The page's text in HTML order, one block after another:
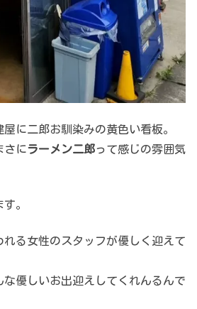
屋に二郎お馴染みの黄色い看板。
さにラーメン二郎って感じの雰囲気
。
れる女性のスタッフが優しく迎えて
な優しいお出迎えしてくれんるんで